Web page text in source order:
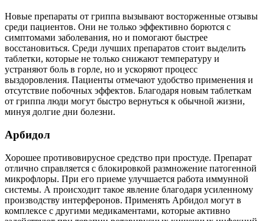
Новые препараты от гриппа вызывают восторженные отзывы
среди пациентов. Они не только эффективно борются с
симптомами заболевания, но и помогают быстрее
восстановиться. Среди лучших препаратов стоит выделить
таблетки, которые не только снижают температуру и
устраняют боль в горле, но и ускоряют процесс
выздоровления. Пациенты отмечают удобство применения и
отсутствие побочных эффектов. Благодаря новым таблеткам
от гриппа люди могут быстро вернуться к обычной жизни,
минуя долгие дни болезни.
Арбидол
Хорошее противовирусное средство при простуде. Препарат
отлично справляется с блокировкой размножение патогенной
микрофлоры. При его приеме улучшается работа иммунной
системы. А происходит такое явление благодаря усиленному
производству интерферонов. Применять Арбидол могут в
комплексе с другими медикаментами, которые активно